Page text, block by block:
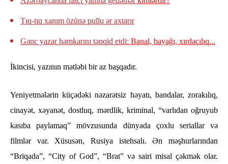
Tıq-tıq xanım özünə pullu ər axtarır
Gənc yazar həmkarını tənqid etdi: Banal, bayağı, xırdaçılıq...
İkincisi, yazının mətləbi bir az başqadır.
Yeniyetmələrin küçədəki nəzarətsiz həyatı, bandalar, zorakılıq,
cinayət, xəyanət, dostluq, mərdlik, kriminal, “varlıdan oğruyub
kasıba paylamaq” mövzusunda dünyada çoxlu seriallar və
filmlər var. Xüsusən, Rusiya istehsalı. Ən məşhurlarından
“Briqada”, “City of God”, “Brat” və sairi misal çəkmək olar.